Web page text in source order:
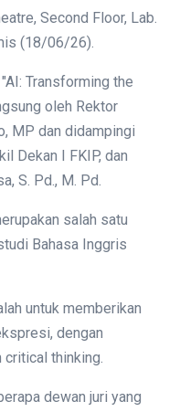
Second Floor, Lab.
(18/06/26).
Transforming the
oleh Rektor
MP dan didampingi
Dekan I FKIP, dan
S. Pd., M. Pd.
salah satu
Bahasa Inggris
untuk memberikan
dengan
thinking.
dewan juri yang